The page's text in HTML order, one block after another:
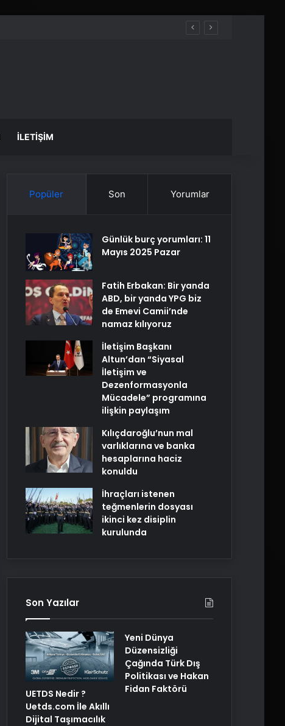
İLETIŞIM
Popüler Son Yorumlar
Günlük burç yorumları: 11
Mayıs 2025 Pazar
Fatih Erbakan: Bir yanda
ABD, bir yanda YPG biz
de Emevi Camii’nde
namaz kılıyoruz
İletişim Başkanı
Altun’dan “Siyasal
İletişim ve
Dezenformasyonla
Mücadele” programına
ilişkin paylaşım
Kılıçdaroğlu’nun mal
varlıklarına ve banka
hesaplarına haciz
konuldu
İhraçları istenen
teğmenlerin dosyası
ikinci kez disiplin
kurulunda
Son Yazılar
UETDS Nedir ?
Uetds.com İle Akıllı
Dijital Taşımacılık
Yeni Dünya
Düzensizliği
Çağında Türk Dış
Politikası ve Hakan
Fidan Faktörü